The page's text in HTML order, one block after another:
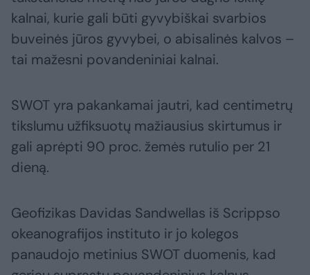
kalnai, kurie gali būti gyvybiškai svarbios
buveinės jūros gyvybei, o abisalinės kalvos –
tai mažesni povandeniniai kalnai.
SWOT yra pakankamai jautri, kad centimetrų
tikslumu užfiksuotų mažiausius skirtumus ir
gali aprėpti 90 proc. žemės rutulio per 21
dieną.
Geofizikas Davidas Sandwellas iš Scrippso
okeanografijos instituto ir jo kolegos
panaudojo metinius SWOT duomenis, kad